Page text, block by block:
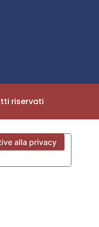
riservati
alla privacy